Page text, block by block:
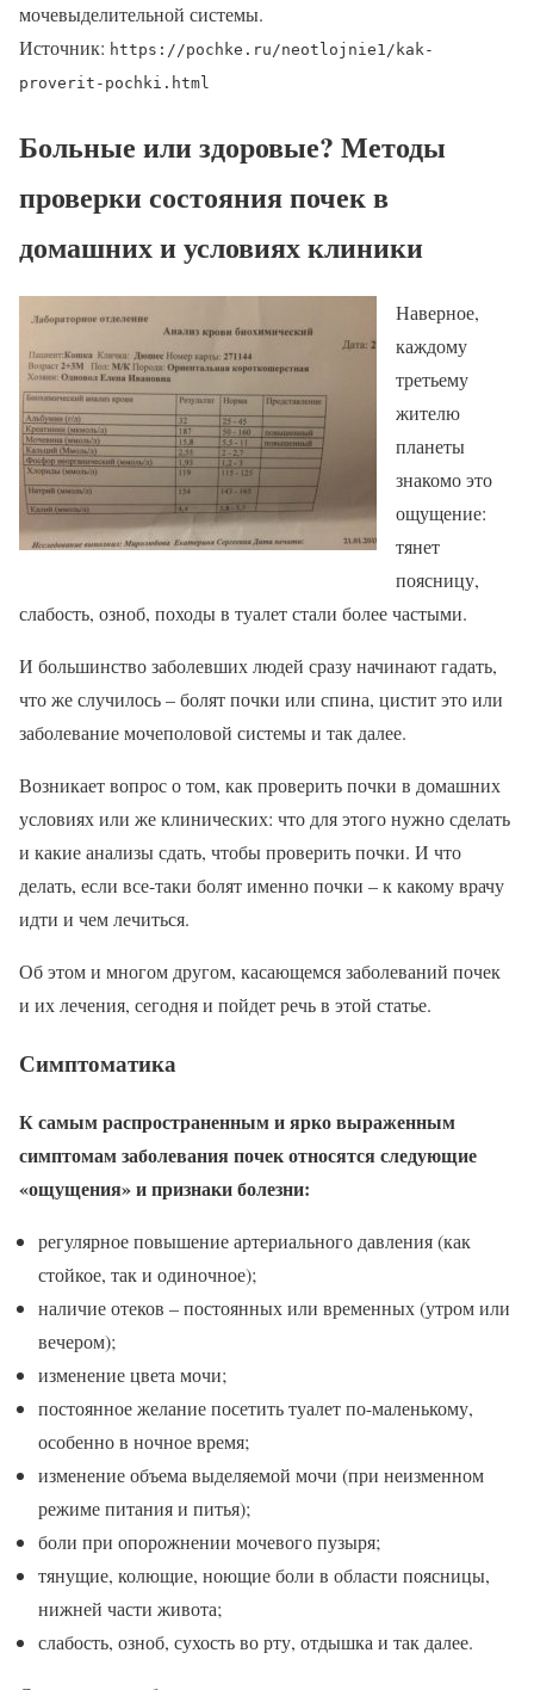
мочевыделительной системы.
Источник: https://pochke.ru/neotlojnie1/kak-
proverit-pochki.html
Больные или здоровые? Методы
проверки состояния почек в
домашних и условиях клиники
Наверное,
каждому
третьему
жителю
планеты
знакомо это
ощущение:
тянет
поясницу,
слабость, озноб, походы в туалет стали более частыми.
И большинство заболевших людей сразу начинают гадать,
что же случилось – болят почки или спина, цистит это или
заболевание мочеполовой системы и так далее.
Возникает вопрос о том, как проверить почки в домашних
условиях или же клинических: что для этого нужно сделать
и какие анализы сдать, чтобы проверить почки. И что
делать, если все-таки болят именно почки – к какому врачу
идти и чем лечиться.
Об этом и многом другом, касающемся заболеваний почек
и их лечения, сегодня и пойдет речь в этой статье.
Симптоматика
К самым распространенным и ярко выраженным
симптомам заболевания почек относятся следующие
«ощущения» и признаки болезни:
регулярное повышение артериального давления (как
стойкое, так и одиночное);
наличие отеков – постоянных или временных (утром или
вечером);
изменение цвета мочи;
постоянное желание посетить туалет по-маленькому,
особенно в ночное время;
изменение объема выделяемой мочи (при неизменном
режиме питания и питья);
боли при опорожнении мочевого пузыря;
тянущие, колющие, ноющие боли в области поясницы,
нижней части живота;
слабость, озноб, сухость во рту, отдышка и так далее.